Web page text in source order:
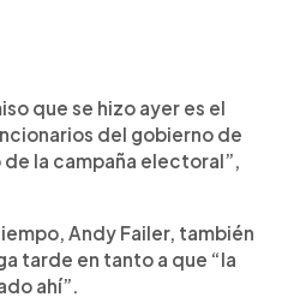
que se hizo ayer es el
del gobierno de
la campaña electoral”,
Andy Failer, también
tarde en tanto a que “la
ahí”.